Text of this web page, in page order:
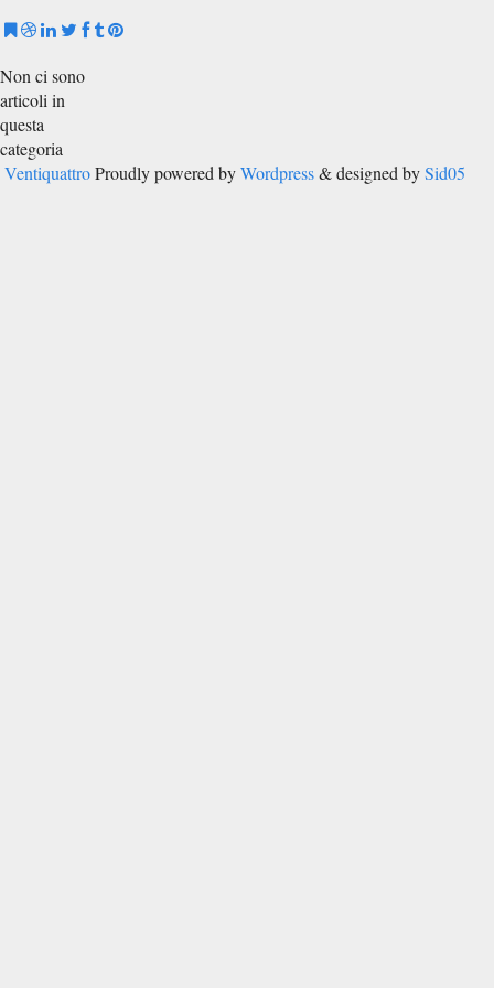
Non ci sono
articoli in
questa
categoria
Ventiquattro Proudly powered byWordpress& designed bySid05